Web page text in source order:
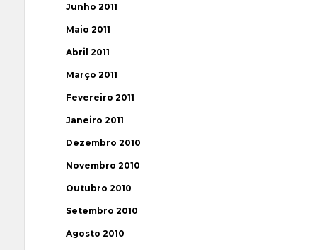
Junho 2011
Maio 2011
Abril 2011
Março 2011
Fevereiro 2011
Janeiro 2011
Dezembro 2010
Novembro 2010
Outubro 2010
Setembro 2010
Agosto 2010